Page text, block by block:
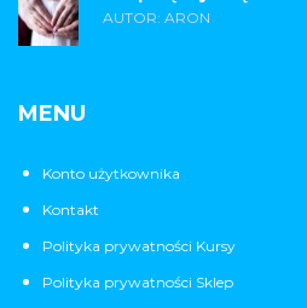
AUTOR: ARON
MENU
Konto użytkownika
Kontakt
Polityka prywatności Kursy
Polityka prywatności Sklep